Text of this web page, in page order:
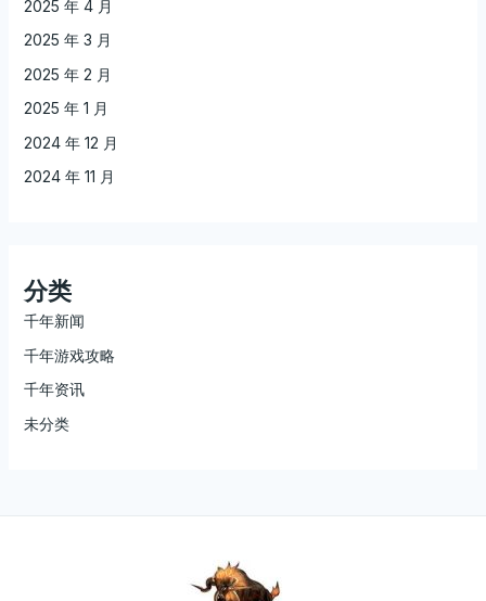
2025 年 4 月
2025 年 3 月
2025 年 2 月
2025 年 1 月
2024 年 12 月
2024 年 11 月
分类
千年新闻
千年游戏攻略
千年资讯
未分类